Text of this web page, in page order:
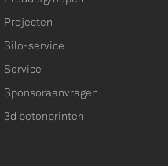
Projecten
Silo-service
Service
Sponsoraanvragen
3d betonprinten